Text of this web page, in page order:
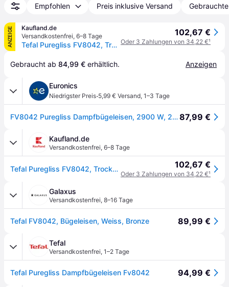
Empfohlen Preis inklusive Versand
ANZEIGE
Kaufland.de
Versandkostenfrei, 6–8 Tage
Tefal Puregliss FV8042, Trocken- & Dampfbügeleisen, Durilium AirGlide Autoclean soleplate, 2 m, 280 g/min, Bronze, Weiß, 50 g/min
102,67 €
Oder 3 Zahlungen von 34,22 €¹
Gebraucht ab 84,99 € erhältlich. Anzeigen
Euronics
Niedrigster Preis·5,99 € Versand, 1–3 Tage
FV8042 Puregliss Dampfbügeleisen, 2900 W, 270 g/min Dampfstoß, 120 g/min Dampfproduktion, Durilium-Bügelsohle mit Actif-Linien, 1000 ml Wassertank87,99 €
Kaufland.de
Versandkostenfrei, 6–8 Tage
Tefal Puregliss FV8042, Trocken- & Dampfbügeleisen, Durilium AirGlide Autoclean soleplate, 2 m, 280 g/min, Bronze, Weiß, 50 g/min 102,67 €
Oder 3 Zahlungen von 34,22 €¹
Galaxus
Versandkostenfrei, 8–16 Tage
Tefal FV8042, Bügeleisen, Weiss, Bronze 89,99 €
Tefal
Versandkostenfrei, 1–2 Tage
Tefal Puregliss Dampfbügeleisen Fv8042 94,99 €